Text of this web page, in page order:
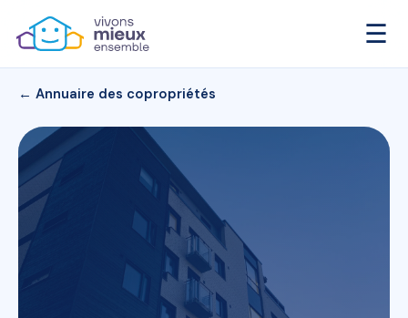
☰
← Annuaire des copropriétés